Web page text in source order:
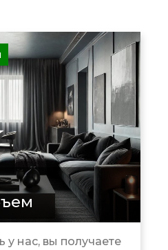
у нас, вы получаете